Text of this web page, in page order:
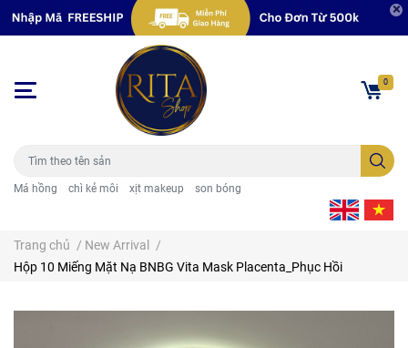
Má hồng chì kẻ môi xịt makeup son bóng
0
Trang chủ / New Arrival
/
Hộp 10 Miếng Mặt Nạ BNBG Vita Mask Placenta_Phục Hồi